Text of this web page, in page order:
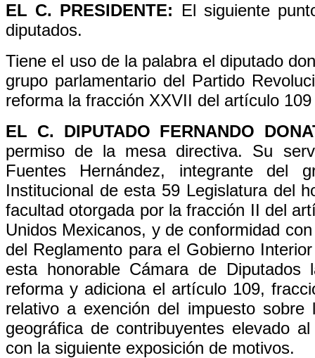
EL C. PRESIDENTE: El siguiente
diputados.
Tiene el uso de la palabra el diputado
grupo parlamentario del Partido
reforma la fracción XXVII del artículo
EL C. DIPUTADO FERNANDO
permiso de la mesa directiva. Su
Fuentes Hernández, integrante del
Institucional de esta 59 Legislatura del
facultad otorgada por la fracción II del
Unidos Mexicanos, y de conformidad
del Reglamento para el Gobierno
esta honorable Cámara de
reforma y adiciona el artículo 109,
relativo a exención del impuesto
geográfica de contribuyentes elevado
con la siguiente exposición de motivos.